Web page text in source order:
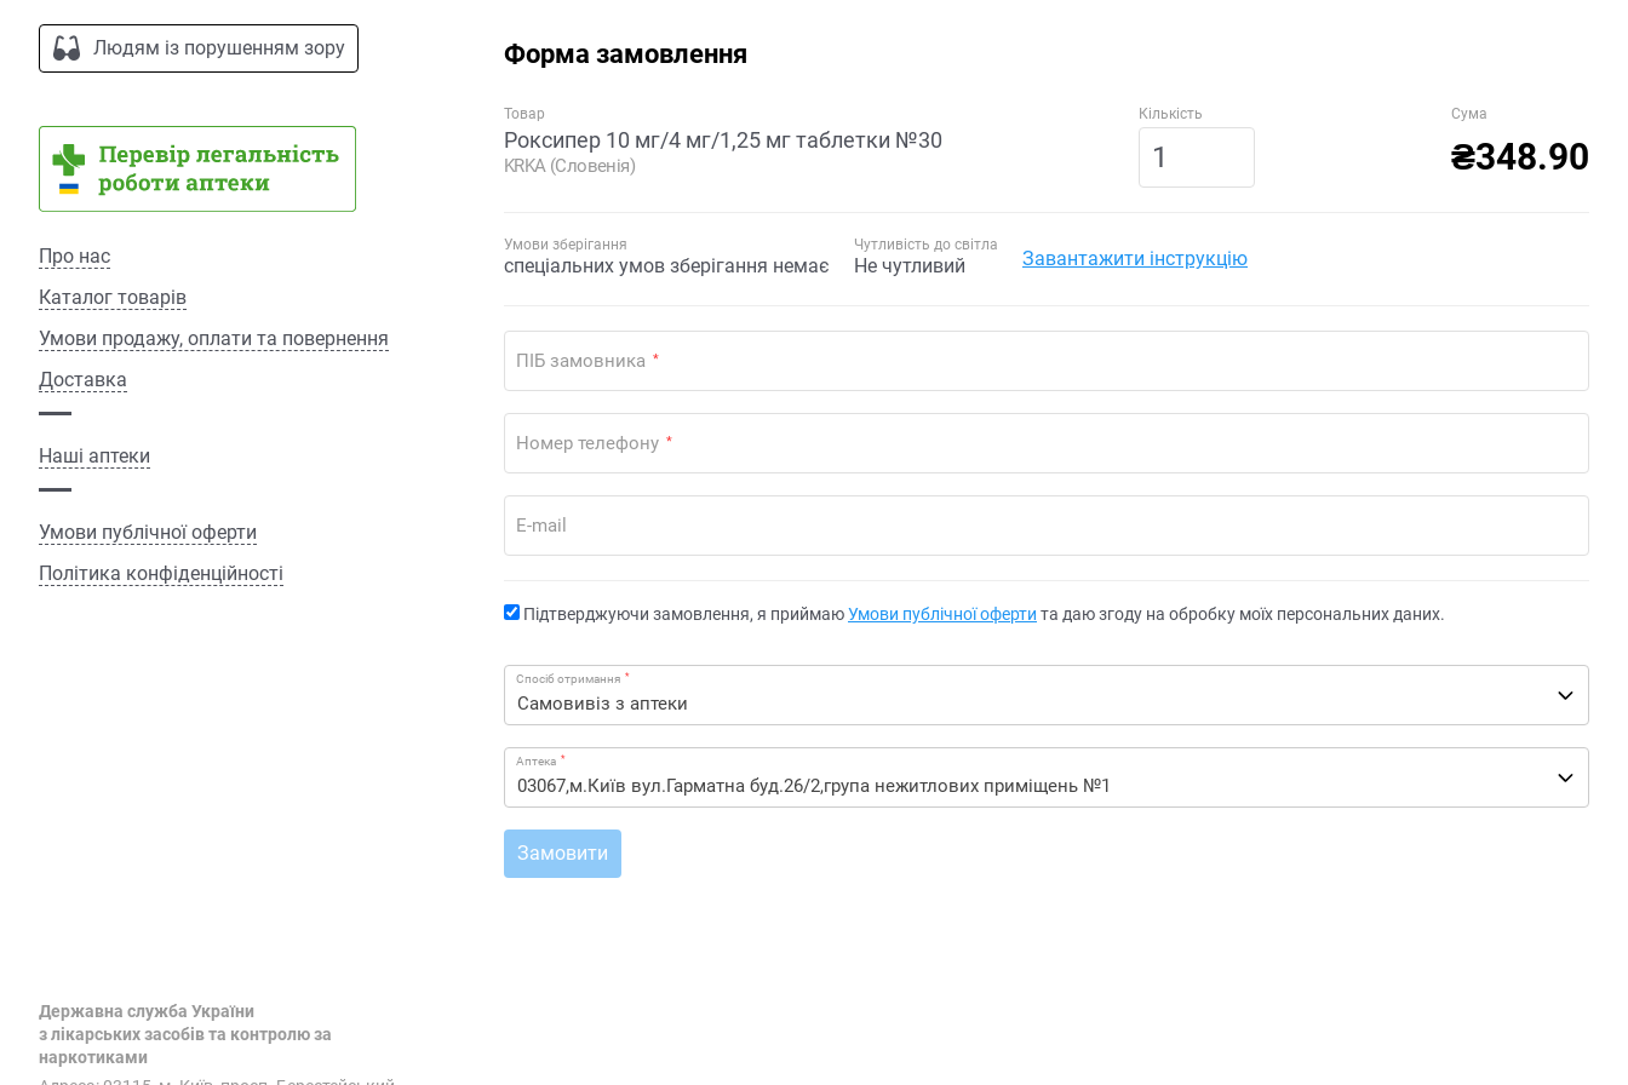
Людям із порушенням зору
Про нас
Каталог товарів
Умови продажу, оплати та повернення
Доставка
Наші аптеки
Умови публічної оферти
Політика конфіденційності
Державна служба України
з лікарських засобів та контролю за
наркотиками
Форма замовлення
Товар
Роксипер 10 мг/4 мг/1,25 мг таблетки №30
KRKA (Словенія)
Кількість Сума
₴348.90
Умови зберігання
спеціальних умов зберігання немає
Чутливість до світла
Не чутливий Завантажити інструкцію
ПІБ замовника *
Номер телефону *
E-mail
Підтверджуючи замовлення, я приймаюУмови публічної оферти та даю згоду на обробку моїх персональних даних.
Спосіб отримання *
Аптека *
Замовити